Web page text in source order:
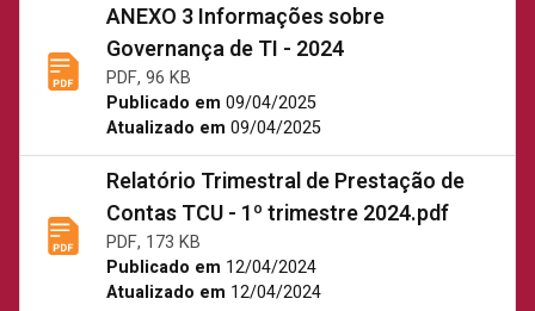
ANEXO 3 Informações sobre
Governança de TI - 2024
PDF, 96 KB
Publicado em 09/04/2025
Atualizado em 09/04/2025
Relatório Trimestral de Prestação de
Contas TCU - 1º trimestre 2024.pdf
PDF, 173 KB
Publicado em 12/04/2024
Atualizado em 12/04/2024